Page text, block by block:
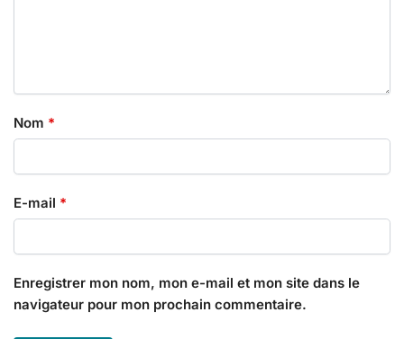
Nom *
E-mail *
Enregistrer mon nom, mon e-mail et mon site dans le
navigateur pour mon prochain commentaire.